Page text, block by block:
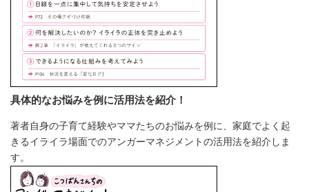
具体的なお悩みを例に活用法を紹介！
著者自身の子育て経験やママたちのお悩みを例に、家庭でよく起
きるイライラ場面でのアンガーマネジメントの活用法を紹介しま
す。